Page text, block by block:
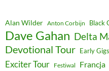
Alan Wilder Anton Corbijn Black
Dave Gahan Delta
Devotional Tour Early Gigs
Exciter Tour Festiwal Francja